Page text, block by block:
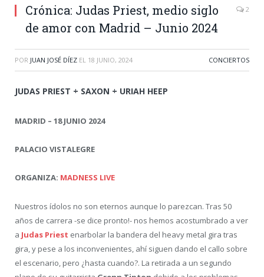
Crónica: Judas Priest, medio siglo
de amor con Madrid – Junio 2024
2
POR JUAN JOSÉ DÍEZ EL 18 JUNIO, 2024 CONCIERTOS
JUDAS PRIEST + SAXON + URIAH HEEP
MADRID – 18 JUNIO 2024
PALACIO VISTALEGRE
ORGANIZA: MADNESS LIVE
Nuestros ídolos no son eternos aunque lo parezcan. Tras 50
años de carrera -se dice pronto!- nos hemos acostumbrado a ver
a Judas Priest enarbolar la bandera del heavy metal gira tras
gira, y pese a los inconvenientes, ahí siguen dando el callo sobre
el escenario, pero ¿hasta cuando?. La retirada a un segundo